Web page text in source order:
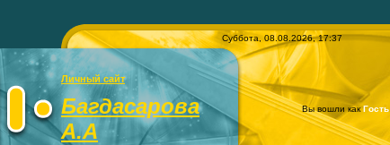
Суббота, 08.08.2026, 17:37
Личный сайт
Багдасарова
А.А
Вы вошли какГость